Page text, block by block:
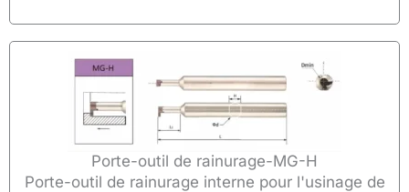
Porte-outil de rainurage-MG-H
Porte-outil de rainurage interne pour l'usinage de